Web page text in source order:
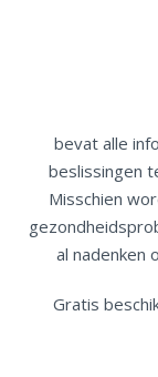
bevat alle
beslissingen
Misschien
al nadenken
Gratis